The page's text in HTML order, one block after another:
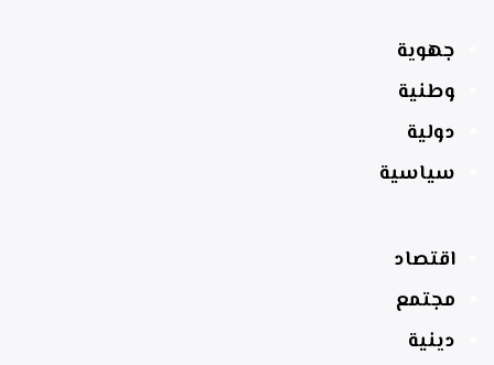
جهوية
وطنية
دولية
سياسية
اقتصاد
مجتمع
دينية